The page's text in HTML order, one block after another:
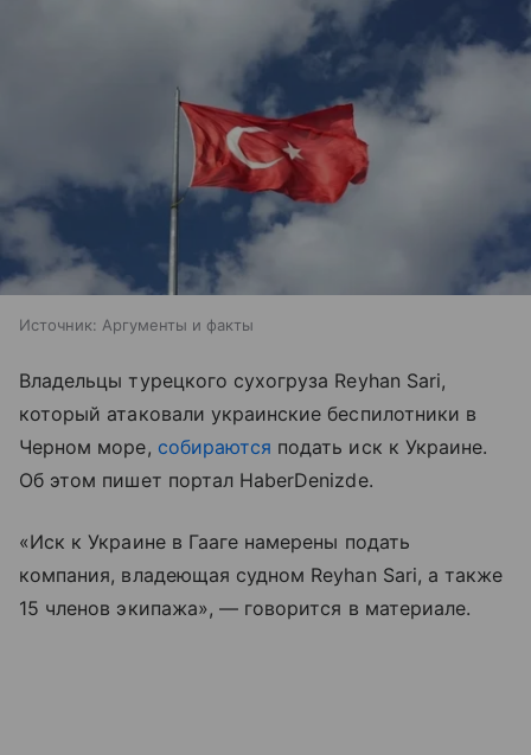
Источник: Аргументы и факты
Владельцы турецкого сухогруза Reyhan Sari,
который атаковали украинские беспилотники в
Черном море, собираются подать иск к Украине.
Об этом пишет портал HaberDenizde.
«Иск к Украине в Гааге намерены подать
компания, владеющая судном Reyhan Sari, а также
15 членов экипажа», — говорится в материале.